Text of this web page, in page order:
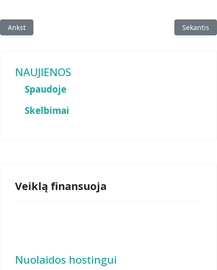
Ankstesnis straipsnis: Aukso vainikas 2025 Utenoje
Ankst Kitas
Sekantis
NAUJIENOS
Spaudoje
Skelbimai
Veiklą finansuoja
Nuolaidos hostingui